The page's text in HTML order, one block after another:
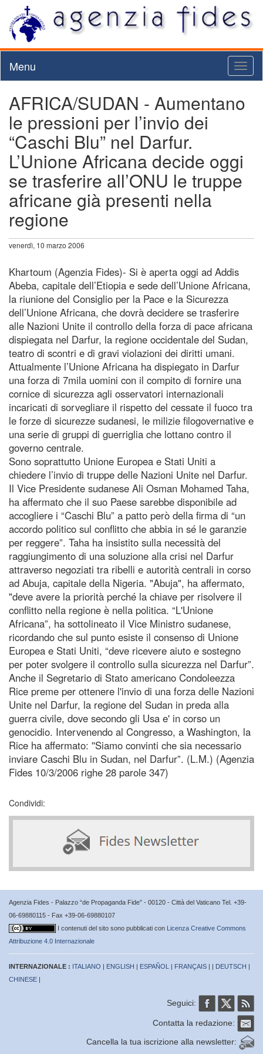
Menu
AFRICA/SUDAN - Aumentano
le pressioni per l’invio dei
“Caschi Blu” nel Darfur.
L’Unione Africana decide oggi
se trasferire all’ONU le truppe
africane già presenti nella
regione
venerdì, 10 marzo 2006
Khartoum (Agenzia Fides)- Si è aperta oggi ad Addis
Abeba, capitale dell’Etiopia e sede dell’Unione Africana,
la riunione del Consiglio per la Pace e la Sicurezza
dell’Unione Africana, che dovrà decidere se trasferire
alle Nazioni Unite il controllo della forza di pace africana
dispiegata nel Darfur, la regione occidentale del Sudan,
teatro di scontri e di gravi violazioni dei diritti umani.
Attualmente l’Unione Africana ha dispiegato in Darfur
una forza di 7mila uomini con il compito di fornire una
cornice di sicurezza agli osservatori internazionali
incaricati di sorvegliare il rispetto del cessate il fuoco tra
le forze di sicurezze sudanesi, le milizie filogovernative e
una serie di gruppi di guerriglia che lottano contro il
governo centrale.
Sono soprattutto Unione Europea e Stati Uniti a
chiedere l’invio di truppe delle Nazioni Unite nel Darfur.
Il Vice Presidente sudanese Ali Osman Mohamed Taha,
ha affermato che il suo Paese sarebbe disponibile ad
accogliere i “Caschi Blu” a patto però della firma di “un
accordo politico sul conflitto che abbia in sé le garanzie
per reggere”. Taha ha insistito sulla necessità del
raggiungimento di una soluzione alla crisi nel Darfur
attraverso negoziati tra ribelli e autorità centrali in corso
ad Abuja, capitale della Nigeria. "Abuja", ha affermato,
"deve avere la priorità perché la chiave per risolvere il
conflitto nella regione è nella politica. “L'Unione
Africana”, ha sottolineato il Vice Ministro sudanese,
ricordando che sul punto esiste il consenso di Unione
Europea e Stati Uniti, “deve ricevere aiuto e sostegno
per poter svolgere il controllo sulla sicurezza nel Darfur”.
Anche il Segretario di Stato americano Condoleezza
Rice preme per ottenere l'invio di una forza delle Nazioni
Unite nel Darfur, la regione del Sudan in preda alla
guerra civile, dove secondo gli Usa e' in corso un
genocidio. Intervenendo al Congresso, a Washington, la
Rice ha affermato: ''Siamo convinti che sia necessario
inviare Caschi Blu in Sudan, nel Darfur”. (L.M.) (Agenzia
Fides 10/3/2006 righe 28 parole 347)
Condividi:
Agenzia Fides - Palazzo “de Propaganda Fide” - 00120 - Città del Vaticano Tel. +39-
06-69880115 - Fax +39-06-69880107
I contenuti del sito sono pubblicati con Licenza Creative Commons
Attribuzione 4.0 Internazionale
INTERNAZIONALE : ITALIANO | ENGLISH | ESPAÑOL | FRANÇAIS | | DEUTSCH |
CHINESE |
Seguici:
Contatta la redazione:
Cancella la tua iscrizione alla newsletter: